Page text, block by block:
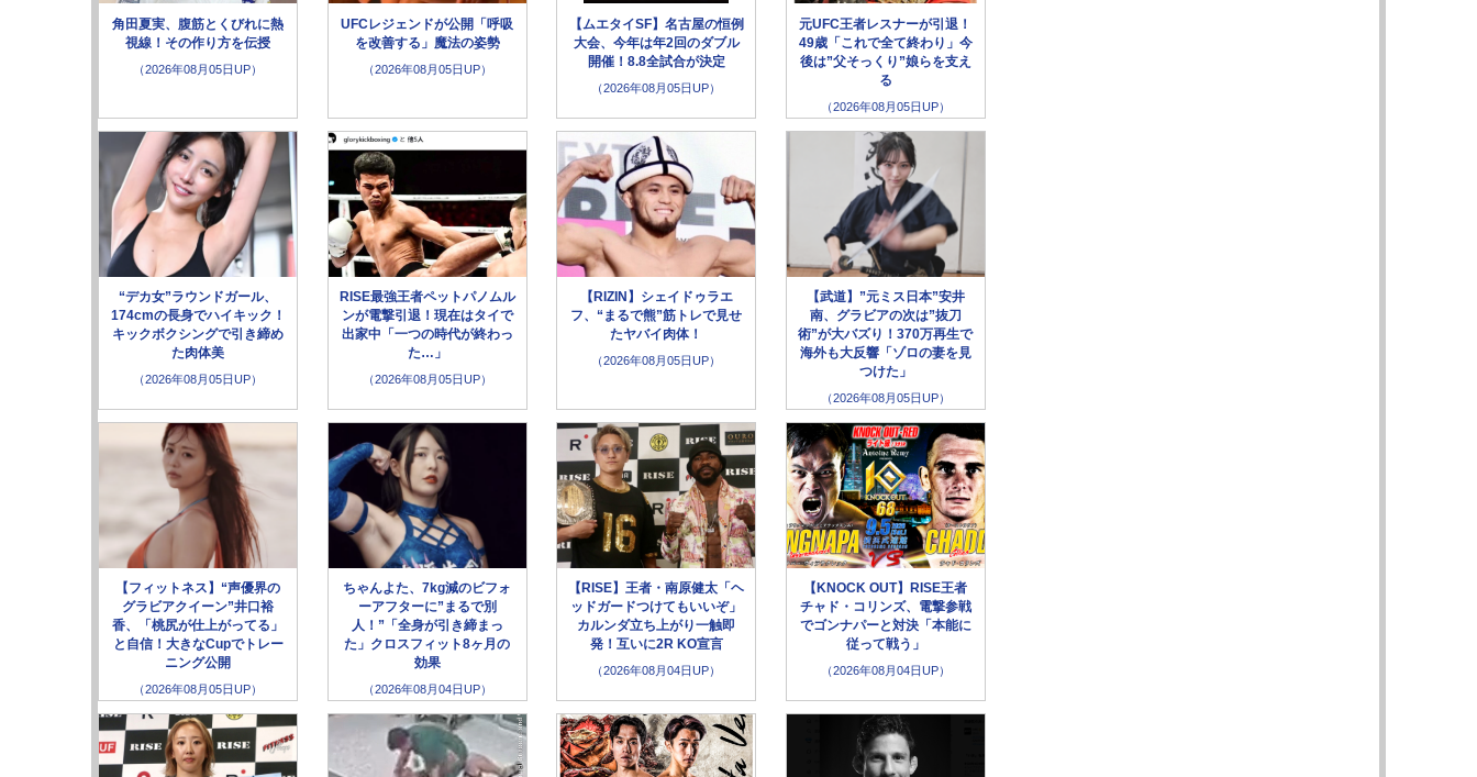
角田夏実、腹筋とくびれに熱
視線！その作り方を伝授
（2026年08月05日UP）
UFCレジェンドが公開「呼吸
を改善する」魔法の姿勢
（2026年08月05日UP）
【ムエタイSF】名古屋の恒例
大会、今年は年2回のダブル
開催！8.8全試合が決定
（2026年08月05日UP）
元UFC王者レスナーが引退！
49歳「これで全て終わり」今
後は”父そっくり”娘らを支え
る
（2026年08月05日UP）
“デカ女”ラウンドガール、
174cmの長身でハイキック！
キックボクシングで引き締め
た肉体美
（2026年08月05日UP）
RISE最強王者ペットパノムル
ンが電撃引退！現在はタイで
出家中「一つの時代が終わっ
た…」
（2026年08月05日UP）
【RIZIN】シェイドゥラエ
フ、“まるで熊”筋トレで見せ
たヤバイ肉体！
（2026年08月05日UP）
【武道】”元ミス日本”安井
南、グラビアの次は”抜刀
術”が大バズり！370万再生で
海外も大反響「ゾロの妻を見
つけた」
（2026年08月05日UP）
【フィットネス】“声優界の
グラビアクイーン”井口裕
香、「桃尻が仕上がってる」
と自信！大きなCupでトレー
ニング公開
（2026年08月05日UP）
ちゃんよた、7kg減のビフォ
ーアフターに”まるで別
人！”「全身が引き締まっ
た」クロスフィット8ヶ月の
効果
（2026年08月04日UP）
【RISE】王者・南原健太「ヘ
ッドガードつけてもいいぞ」
カルンダ立ち上がり一触即
発！互いに2R KO宣言
（2026年08月04日UP）
【KNOCK OUT】RISE王者
チャド・コリンズ、電撃参戦
でゴンナパーと対決「本能に
従って戦う」
（2026年08月04日UP）